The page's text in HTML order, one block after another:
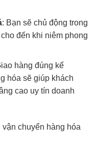
: Bạn sẽ chủ động trong
đến khi niêm phong
hàng đúng kế
hóa sẽ giúp khách
cao uy tín doanh
chuyển hàng hóa